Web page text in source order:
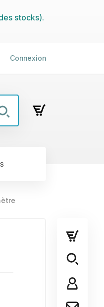
stocks).
Connexion